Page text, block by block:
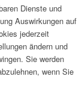
Dienste und
Auswirkungen auf
jederzeit
ändern und
Sie werden
wenn Sie